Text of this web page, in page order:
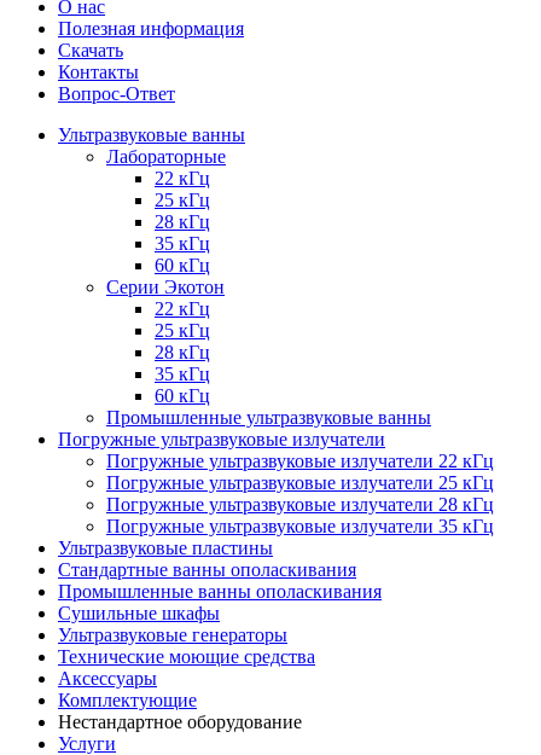
О нас
Полезная информация
Скачать
Контакты
Вопрос-Ответ
Ультразвуковые ванны
Лабораторные
22 кГц
25 кГц
28 кГц
35 кГц
60 кГц
Серии Экотон
22 кГц
25 кГц
28 кГц
35 кГц
60 кГц
Промышленные ультразвуковые ванны
Погружные ультразвуковые излучатели
Погружные ультразвуковые излучатели 22 кГц
Погружные ультразвуковые излучатели 25 кГц
Погружные ультразвуковые излучатели 28 кГц
Погружные ультразвуковые излучатели 35 кГц
Ультразвуковые пластины
Стандартные ванны ополаскивания
Промышленные ванны ополаскивания
Сушильные шкафы
Ультразвуковые генераторы
Технические моющие средства
Аксессуары
Комплектующие
Нестандартное оборудование
Услуги